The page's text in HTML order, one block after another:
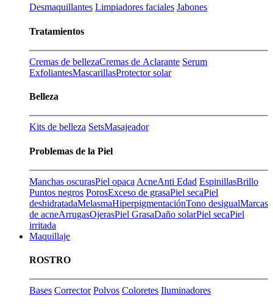
Desmaquillantes Limpiadores faciales Jabones
Tratamientos
Cremas de bellezaCremas de Aclarante Serum
ExfoliantesMascarillasProtector solar
Belleza
Kits de belleza SetsMasajeador
Problemas de la Piel
Manchas oscurasPiel opaca AcneAnti Edad EspinillasBrillo
Puntos negros PorosExceso de grasaPiel secaPiel
deshidratadaMelasmaHiperpigmentaciónTono desigualMarcas
de acneArrugasOjerasPiel GrasaDaño solarPiel secaPiel
irritada
Maquillaje
ROSTRO
Bases Corrector Polvos Coloretes Iluminadores